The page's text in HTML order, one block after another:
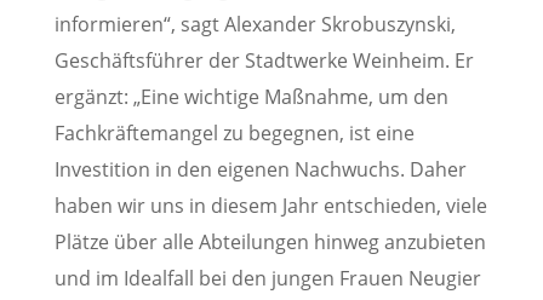
informieren“, sagt Alexander Skrobuszynski,
Geschäftsführer der Stadtwerke Weinheim. Er
ergänzt: „Eine wichtige Maßnahme, um den
Fachkräftemangel zu begegnen, ist eine
Investition in den eigenen Nachwuchs. Daher
haben wir uns in diesem Jahr entschieden, viele
Plätze über alle Abteilungen hinweg anzubieten
und im Idealfall bei den jungen Frauen Neugier